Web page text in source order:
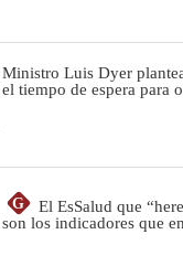
Ministro Luis Dyer
el tiempo de espera para
G
El EsSalud que
son los indicadores que